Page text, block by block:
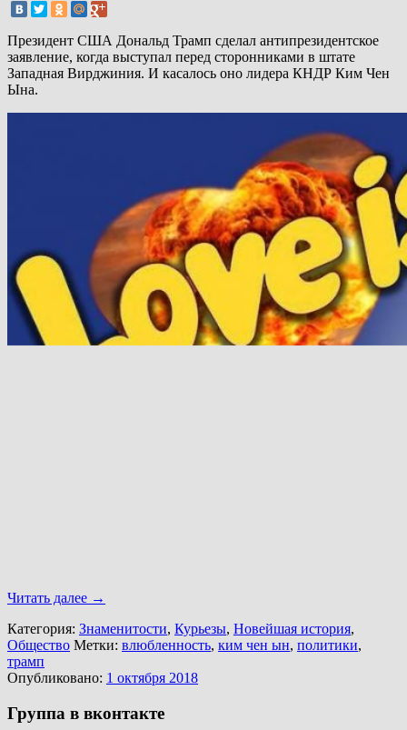
Президент США Дональд Трамп сделал антипрезидентское
заявление, когда выступал перед сторонниками в штате
Западная Вирджиния. И касалось оно лидера КНДР Ким Чен
Ына.
Читать далее →
Категория: Знаменитости, Курьезы, Новейшая история,
Общество Метки: влюбленность, ким чен ын, политики,
трамп
Опубликовано: 1 октября 2018
Группа в вконтакте